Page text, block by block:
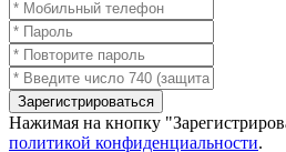
Зарегистрироваться
Нажимая на кнопку
политикой конфиденциальности.